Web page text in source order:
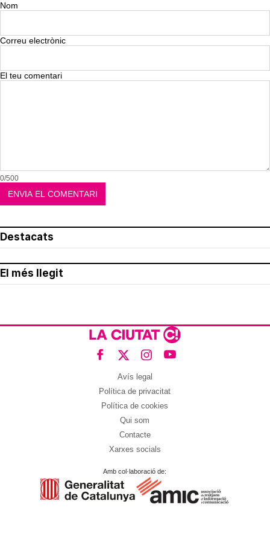
Nom
Correu electrònic
El teu comentari
0/500
Destacats
El més llegit
Avís legal
Política de privacitat
Política de cookies
Qui som
Contacte
Xarxes socials
Amb col·laboració de: